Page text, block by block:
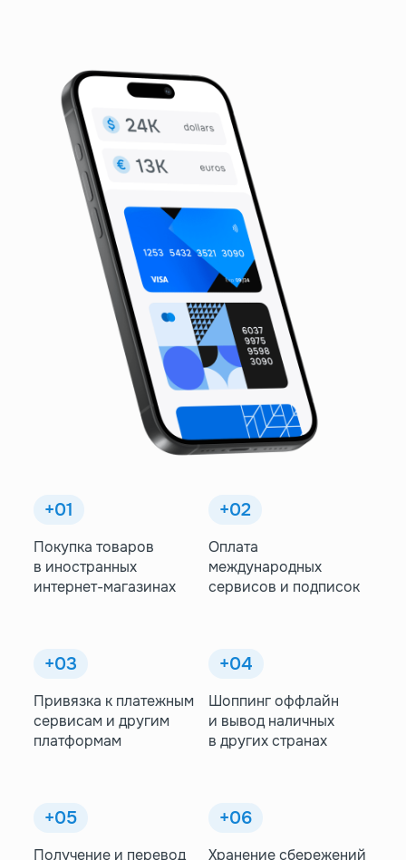
+01
Покупка товаров
в иностранных
интернет-магазинах
+02
Оплата
международных
сервисов и подписок
+03
Привязка к платежным
сервисам и другим
платформам
+04
Шоппинг оффлайн
и вывод наличных
в других странах
+05
Получение и перевод
+06
Хранение сбережений